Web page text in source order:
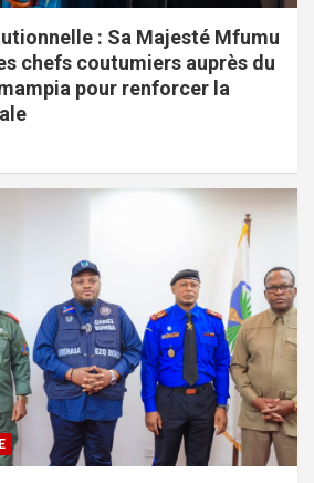
: Sa Majesté Mfumu
chefs coutumiers auprès du
pour renforcer la